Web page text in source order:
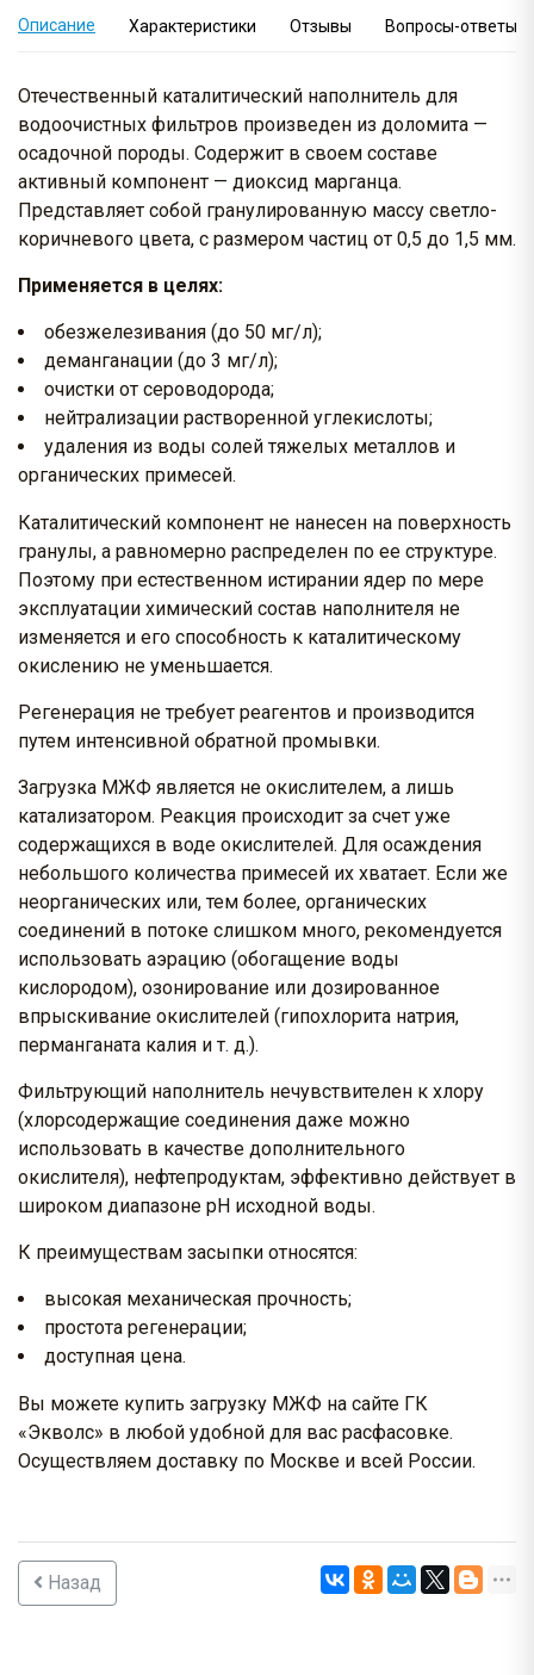
Описание Характеристики Отзывы Вопросы-ответы
Отечественный каталитический наполнитель для
водоочистных фильтров произведен из доломита —
осадочной породы. Содержит в своем составе
активный компонент — диоксид марганца.
Представляет собой гранулированную массу светло-
коричневого цвета, с размером частиц от 0,5 до 1,5 мм.
Применяется в целях:
обезжелезивания (до 50 мг/л);
деманганации (до 3 мг/л);
очистки от сероводорода;
нейтрализации растворенной углекислоты;
удаления из воды солей тяжелых металлов и
органических примесей.
Каталитический компонент не нанесен на поверхность
гранулы, а равномерно распределен по ее структуре.
Поэтому при естественном истирании ядер по мере
эксплуатации химический состав наполнителя не
изменяется и его способность к каталитическому
окислению не уменьшается.
Регенерация не требует реагентов и производится
путем интенсивной обратной промывки.
Загрузка МЖФ является не окислителем, а лишь
катализатором. Реакция происходит за счет уже
содержащихся в воде окислителей. Для осаждения
небольшого количества примесей их хватает. Если же
неорганических или, тем более, органических
соединений в потоке слишком много, рекомендуется
использовать аэрацию (обогащение воды
кислородом), озонирование или дозированное
впрыскивание окислителей (гипохлорита натрия,
перманганата калия и т. д.).
Фильтрующий наполнитель нечувствителен к хлору
(хлорсодержащие соединения даже можно
использовать в качестве дополнительного
окислителя), нефтепродуктам, эффективно действует в
широком диапазоне рН исходной воды.
К преимуществам засыпки относятся:
высокая механическая прочность;
простота регенерации;
доступная цена.
Вы можете купить загрузку МЖФ на сайте ГК
«Экволс» в любой удобной для вас расфасовке.
Осуществляем доставку по Москве и всей России.
Назад